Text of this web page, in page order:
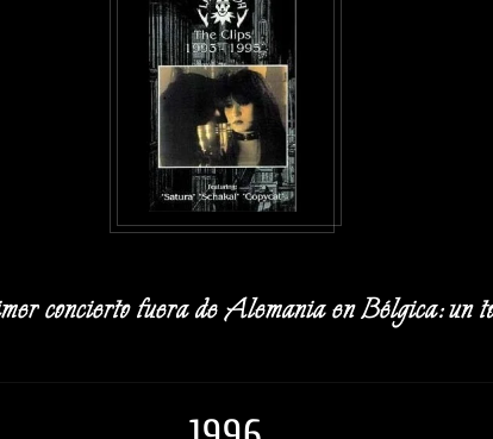
concierto fuera de Alemania en Bélgica: un